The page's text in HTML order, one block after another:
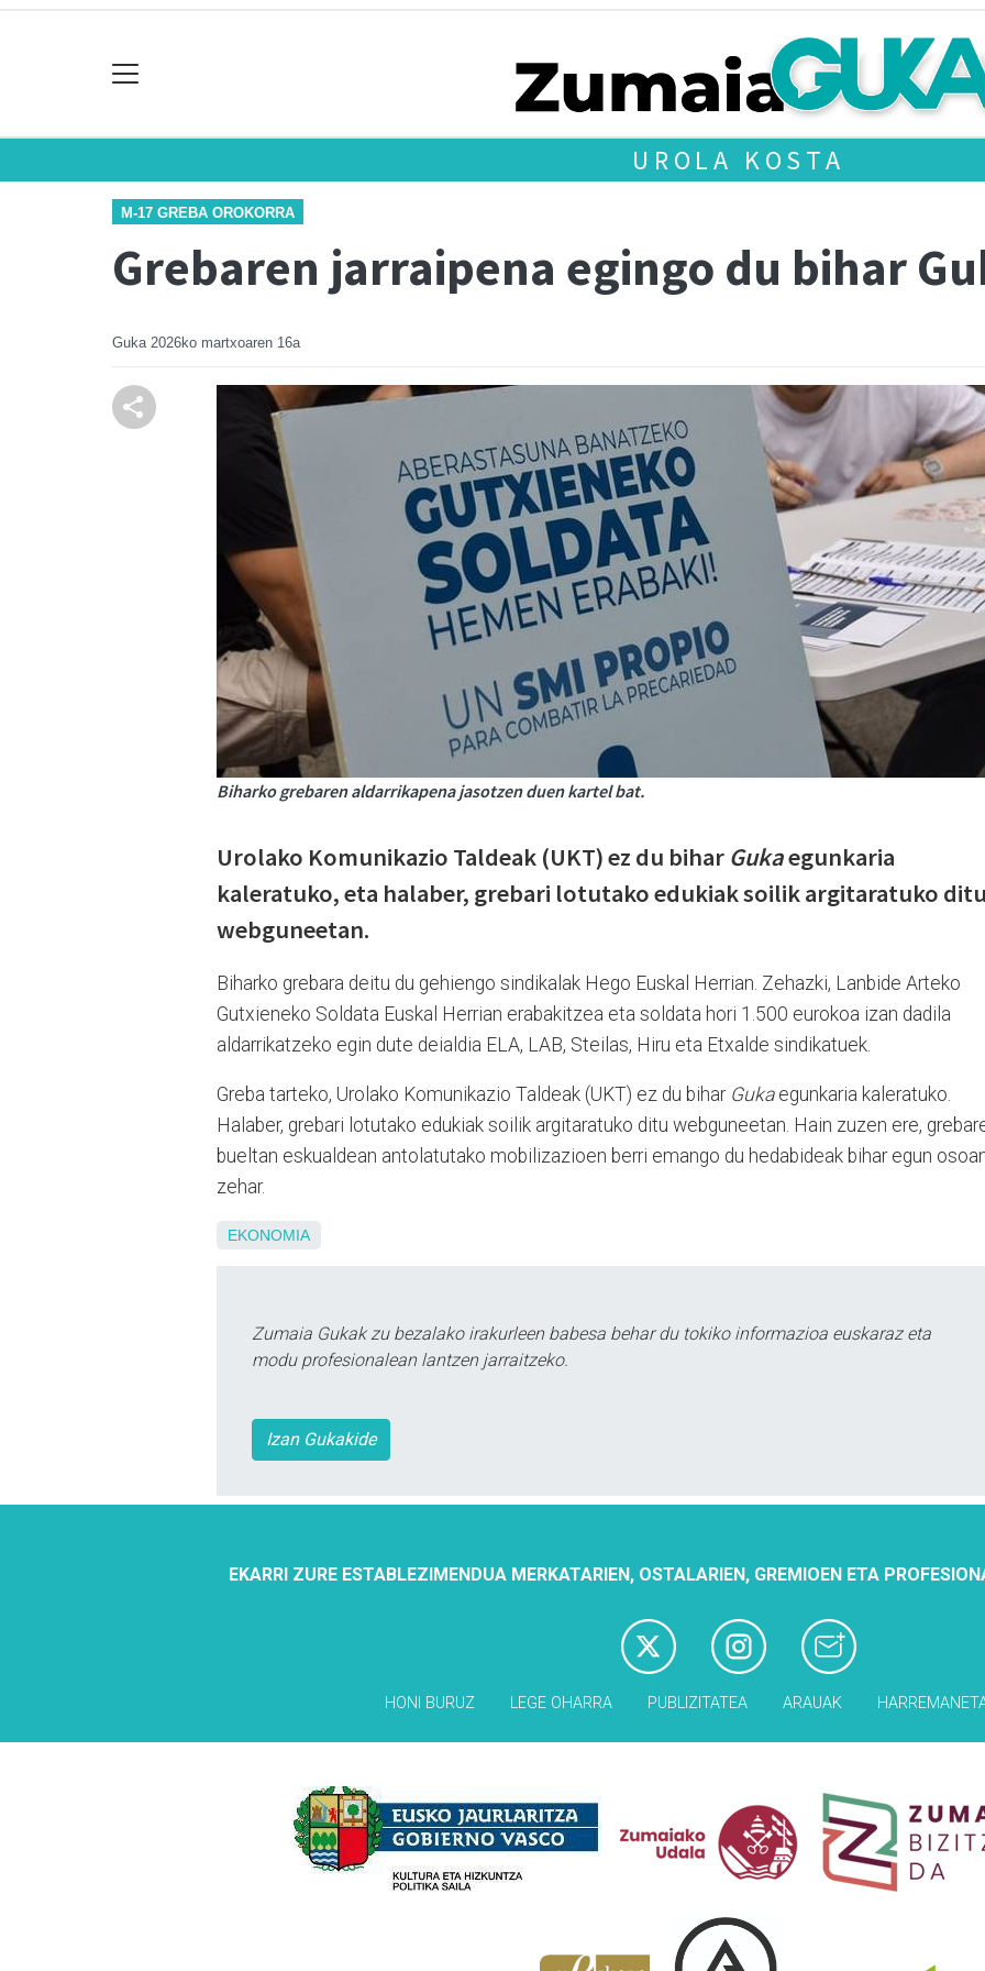
UROLA KOSTA
M-17 GREBA OROKORRA
Grebaren jarraipena egingo du bihar
Guka 2026ko martxoaren 16a
Biharko grebaren aldarrikapena jasotzen duen kartel bat.
Urolako Komunikazio Taldeak (UKT) ez du bihar Gukaegunkaria
kaleratuko, eta halaber, grebari lotutako edukiak soilik argitaratuko
webguneetan.
Biharko grebara deitu du gehiengo sindikalak Hego Euskal Herrian. Zehazki, Lanbide Arteko
Gutxieneko Soldata Euskal Herrian erabakitzea eta soldata hori 1.500 eurokoa izan dadila
aldarrikatzeko egin dute deialdia ELA, LAB, Steilas, Hiru eta Etxalde sindikatuek.
Greba tarteko, Urolako Komunikazio Taldeak (UKT) ez du bihar Gukaegunkaria kaleratuko.
Halaber, grebari lotutako edukiak soilik argitaratuko ditu webguneetan. Hain zuzen ere,
bueltan eskualdean antolatutako mobilizazioen berri emango du hedabideak bihar egun
zehar.
EKONOMIA
Zumaia Gukak zu bezalako irakurleen babesa behar du tokiko informazioa euskaraz eta
modu profesionalean lantzen jarraitzeko.
Izan Gukakide
EKARRI ZURE ESTABLEZIMENDUA MERKATARIEN, OSTALARIEN, GREMIOEN ETA
HONI BURUZ LEGE OHARRA PUBLIZITATEA ARAUAK